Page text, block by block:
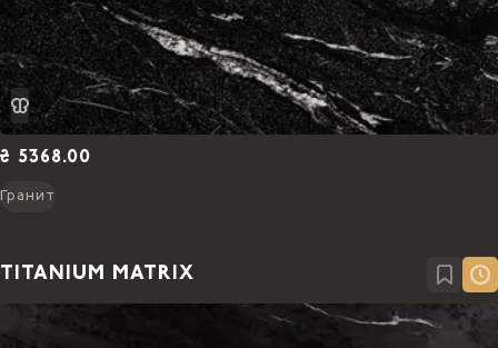
₴ 5368.00
Гранит
TITANIUM MATRIX